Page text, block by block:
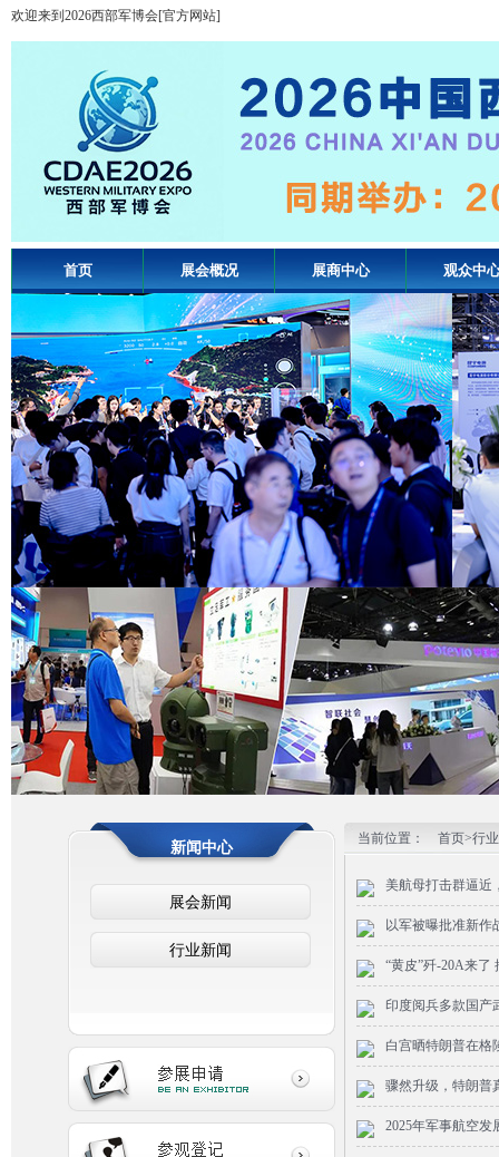
欢迎来到2026西部军博会[官方网站]
首页 展会概况 展商中心 观众中
新闻中心
展会新闻
行业新闻
当前位置： 首页>行
美航母打击群逼近
以军被曝批准新作
“黄皮”歼-20A来了
印度阅兵多款国产
白宫晒特朗普在格
骤然升级，特朗普
2025年军事航空发